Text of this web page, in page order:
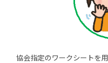
協会指定のワークシートを